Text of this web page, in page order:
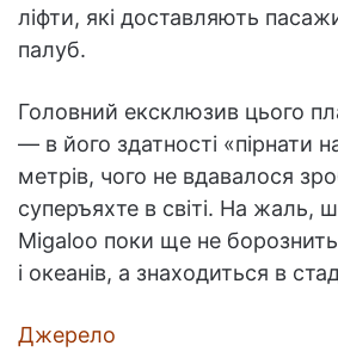
ліфти, які доставляють
палуб.
Головний ексклюзив цього
— в його здатності «пірнати
метрів, чого не вдавалося
суперъяхте в світі. На жаль,
Migaloo поки ще не
і океанів, а знаходиться в
Джерело